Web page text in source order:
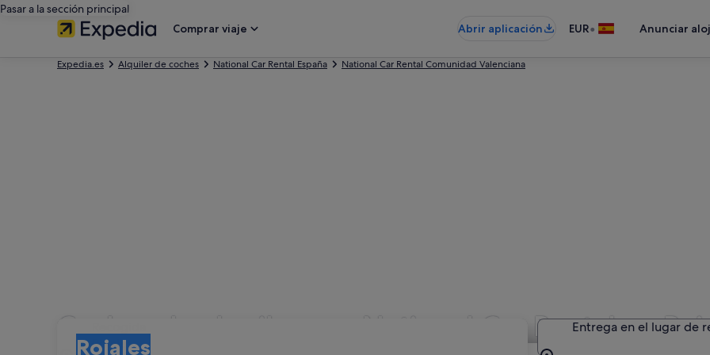
Pasar a la sección principal
Comprar viaje
Abrir aplicación EUR• Anunciar
Expedia.es Alquiler de coches National Car Rental España National Car Rental Comunidad Valenciana
Coches de alquiler con National Car Rental en
Rojales
Entrega en el lugar de